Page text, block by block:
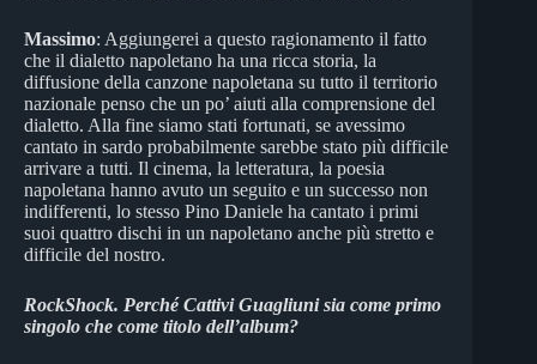
Massimo: Aggiungerei a questo ragionamento il fatto
che il dialetto napoletano ha una ricca storia, la
diffusione della canzone napoletana su tutto il territorio
nazionale penso che un po’ aiuti alla comprensione del
dialetto. Alla fine siamo stati fortunati, se avessimo
cantato in sardo probabilmente sarebbe stato più difficile
arrivare a tutti. Il cinema, la letteratura, la poesia
napoletana hanno avuto un seguito e un successo non
indifferenti, lo stesso Pino Daniele ha cantato i primi
suoi quattro dischi in un napoletano anche più stretto e
difficile del nostro.
RockShock. Perché Cattivi Guagliuni sia come primo
singolo che come titolo dell’album?